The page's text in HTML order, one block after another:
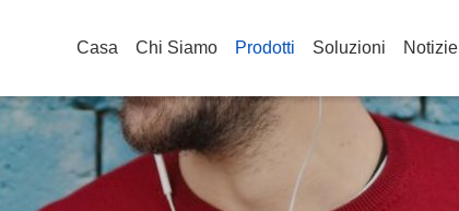
Casa Chi Siamo Prodotti Soluzioni Notizie